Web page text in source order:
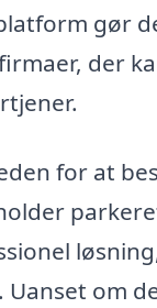
gør
der
for at
Uanset om